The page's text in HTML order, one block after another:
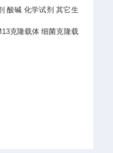
酸碱 化学试剂 其它生
克隆载体 细菌克隆载